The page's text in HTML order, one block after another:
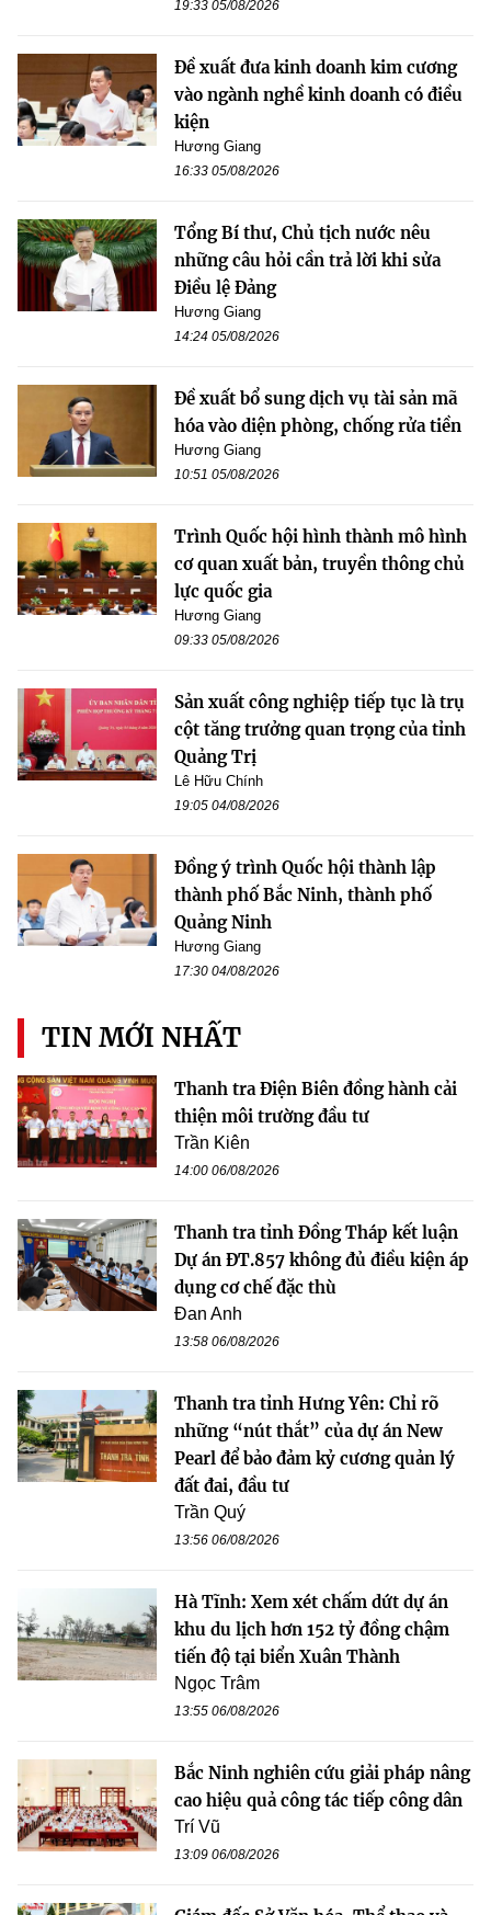
19:33 05/08/2026
Đề xuất đưa kinh doanh kim cương
vào ngành nghề kinh doanh có điều
kiện
Hương Giang
16:33 05/08/2026
Tổng Bí thư, Chủ tịch nước nêu
những câu hỏi cần trả lời khi sửa
Điều lệ Đảng
Hương Giang
14:24 05/08/2026
Đề xuất bổ sung dịch vụ tài sản mã
hóa vào diện phòng, chống rửa tiền
Hương Giang
10:51 05/08/2026
Trình Quốc hội hình thành mô hình
cơ quan xuất bản, truyền thông chủ
lực quốc gia
Hương Giang
09:33 05/08/2026
Sản xuất công nghiệp tiếp tục là trụ
cột tăng trưởng quan trọng của tỉnh
Quảng Trị
Lê Hữu Chính
19:05 04/08/2026
Đồng ý trình Quốc hội thành lập
thành phố Bắc Ninh, thành phố
Quảng Ninh
Hương Giang
17:30 04/08/2026
TIN MỚI NHẤT
Thanh tra Điện Biên đồng hành cải
thiện môi trường đầu tư
Trần Kiên
14:00 06/08/2026
Thanh tra tỉnh Đồng Tháp kết luận
Dự án ĐT.857 không đủ điều kiện áp
dụng cơ chế đặc thù
Đan Anh
13:58 06/08/2026
Thanh tra tỉnh Hưng Yên: Chỉ rõ
những “nút thắt” của dự án New
Pearl để bảo đảm kỷ cương quản lý
đất đai, đầu tư
Trần Quý
13:56 06/08/2026
Hà Tĩnh: Xem xét chấm dứt dự án
khu du lịch hơn 152 tỷ đồng chậm
tiến độ tại biển Xuân Thành
Ngọc Trâm
13:55 06/08/2026
Bắc Ninh nghiên cứu giải pháp nâng
cao hiệu quả công tác tiếp công dân
Trí Vũ
13:09 06/08/2026